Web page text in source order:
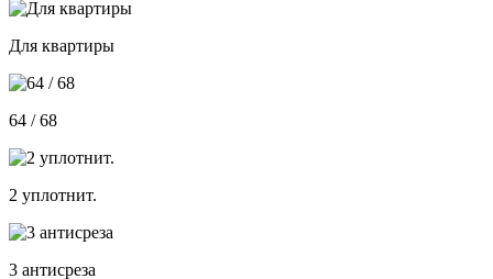
Для квартиры
64 / 68
2 уплотнит.
3 антисреза